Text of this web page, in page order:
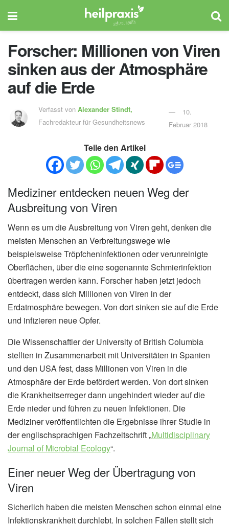
Forscher: Millionen von Viren
sinken aus der Atmosphäre
auf die Erde
Verfasst vonAlexander Stindt,
Fachredakteur für Gesundheitsnews
10.
Februar 2018
Teile den Artikel
Mediziner entdecken neuen Weg der
Ausbreitung von Viren
Wenn es um die Ausbreitung von Viren geht, denken die
meisten Menschen an Verbreitungswege wie
beispielsweise Tröpfcheninfektionen oder verunreinigte
Oberflächen, über die eine sogenannte Schmierinfektion
übertragen werden kann. Forscher haben jetzt jedoch
entdeckt, dass sich Millionen von Viren in der
Erdatmosphäre bewegen. Von dort sinken sie auf die Erde
und infizieren neue Opfer.
Die Wissenschaftler der University of British Columbia
stellten in Zusammenarbeit mit Universitäten in Spanien
und den USA fest, dass Millionen von Viren in die
Atmosphäre der Erde befördert werden. Von dort sinken
die Krankheitserreger dann ungehindert wieder auf die
Erde nieder und führen zu neuen Infektionen. Die
Mediziner veröffentlichten die Ergebnisse ihrer Studie in
der englischsprachigen Fachzeitschrift „Multidisciplinary
Journal of Microbial Ecology“.
Einer neuer Weg der Übertragung von
Viren
Sicherlich haben die meisten Menschen schon einmal eine
Infektionskrankheit durchlebt. In solchen Fällen stellt sich